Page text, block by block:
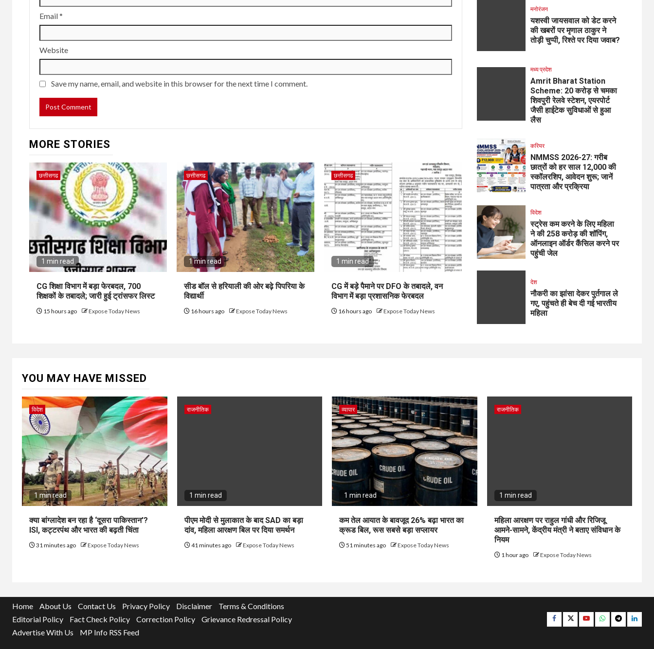
Email*
Website
Save my name, email, and website in this browser for the next time I comment.
MORE STORIES
छत्तीसगढ
1 min read
CG शिक्षा विभाग में बड़ा फेरबदल, 700
शिक्षकों के तबादले; जारी हुई ट्रांसफर लिस्ट
15 hours ago Expose Today News
छत्तीसगढ
1 min read
सीड बॉल से हरियाली की ओर बढ़े पिपरिया के
विद्यार्थी
16 hours ago Expose Today News
छत्तीसगढ
1 min read
CG में बड़े पैमाने पर DFO के तबादले, वन
विभाग में बड़ा प्रशासनिक फेरबदल
16 hours ago Expose Today News
मनोरंजन
यशस्वी जायसवाल को डेट करने
की खबरों पर मृणाल ठाकुर ने
तोड़ी चुप्पी, रिश्ते पर दिया जवाब?
मध्य प्रदेश
Amrit Bharat Station
Scheme: 20 करोड़ से चमका
शिवपुरी रेलवे स्टेशन, एयरपोर्ट
जैसी हाईटेक सुविधाओं से हुआ
लैस
करियर
NMMSS 2026-27: गरीब
छात्रों को हर साल ₹12,000 की
स्कॉलरशिप, आवेदन शुरू; जानें
पात्रता और प्रक्रिया
विदेश
स्ट्रेस कम करने के लिए महिला
ने की ₹258 करोड़ की शॉपिंग,
ऑनलाइन ऑर्डर कैंसिल करने पर
पहुंची जेल
देश
नौकरी का झांसा देकर पुर्तगाल ले
गए, पहुंचते ही बेच दी गई भारतीय
महिला
YOU MAY HAVE MISSED
विदेश
1 min read
क्या बांग्लादेश बन रहा है ‘दूसरा पाकिस्तान’?
ISI, कट्टरपंथ और भारत की बढ़ती चिंता
31 minutes ago Expose Today News
राजनीतिक
1 min read
पीएम मोदी से मुलाकात के बाद SAD का बड़ा
दांव, महिला आरक्षण बिल पर दिया समर्थन
41 minutes ago Expose Today News
व्यापार
1 min read
कम तेल आयात के बावजूद 26% बढ़ा भारत का
क्रूड बिल, रूस सबसे बड़ा सप्लायर
51 minutes ago Expose Today News
राजनीतिक
1 min read
महिला आरक्षण पर राहुल गांधी और रिजिजू
आमने-सामने, केंद्रीय मंत्री ने बताए संविधान के
नियम
1 hour ago Expose Today News
Home About Us Contact Us Privacy Policy Disclaimer
Terms & Conditions
Editorial Policy
Fact Check Policy Correction Policy
Grievance Redressal Policy
Advertise With Us
MP Info RSS Feed
Facebook
TwitterYouTubeWhatsapp
Telegram